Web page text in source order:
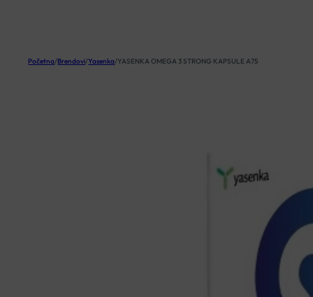
Početna/Brendovi/Yasenka/YASENKA OMEGA 3 STRONG KAPSULE A75